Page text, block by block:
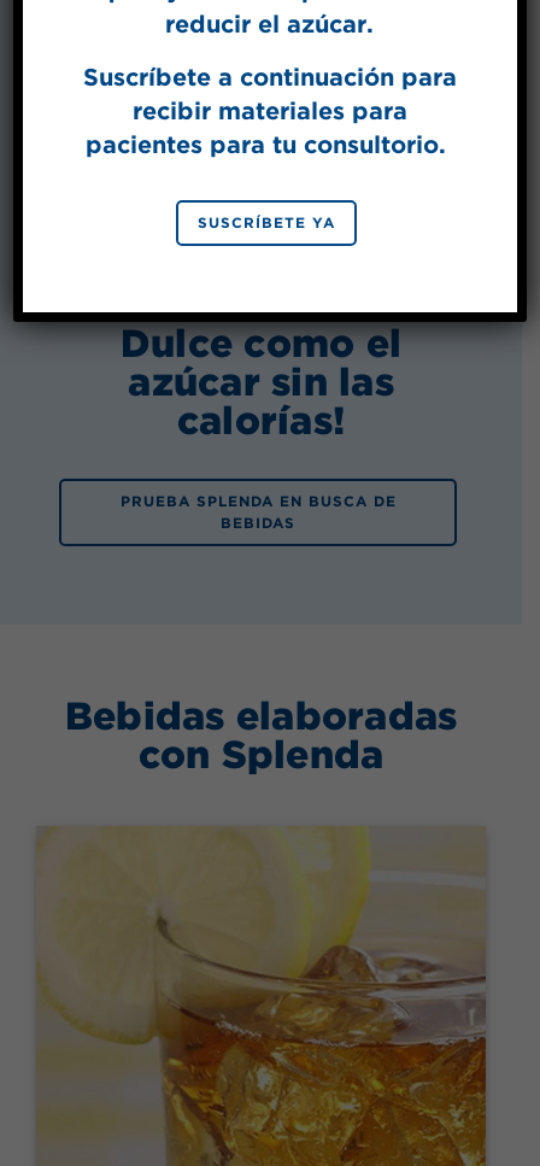
Dulce como el
azúcar sin las
calorías!
PRUEBA SPLENDA EN BUSCA DE
BEBIDAS
Bebidas elaboradas
con Splenda
reducir el azúcar.
Suscríbete a continuación para
recibir materiales para
pacientes para tu consultorio.
SUSCRÍBETE YA